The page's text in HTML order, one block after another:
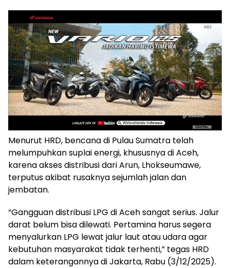
Menurut HRD, bencana di Pulau Sumatra telah
melumpuhkan suplai energi, khususnya di Aceh,
karena akses distribusi dari Arun, Lhokseumawe,
terputus akibat rusaknya sejumlah jalan dan
jembatan.
“Gangguan distribusi LPG di Aceh sangat serius. Jalur
darat belum bisa dilewati. Pertamina harus segera
menyalurkan LPG lewat jalur laut atau udara agar
kebutuhan masyarakat tidak terhenti,” tegas HRD
dalam keterangannya di Jakarta, Rabu (3/12/2025).